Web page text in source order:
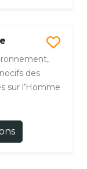
des
sur l’Homme